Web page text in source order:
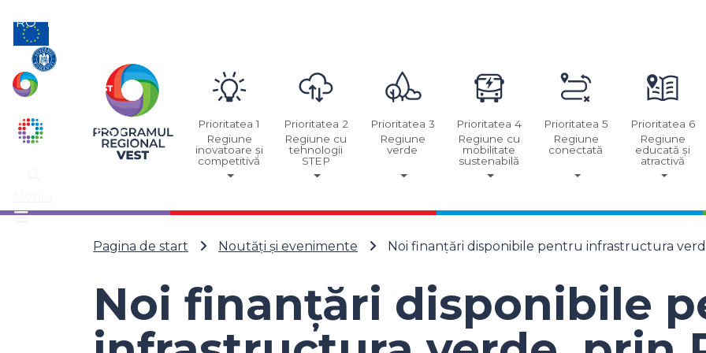
Prioritatea 1
Regiune
inovatoare și
competitivă
Prioritatea 2
Regiune cu
tehnologii
STEP
Prioritatea 3
Regiune
verde
Prioritatea 4
Regiune cu
mobilitate
sustenabilă
Prioritatea 5
Regiune
conectată
Prioritatea 6
Regiune
educată și
atractivă
Pagina de start Noutăți și evenimente Noi finanțări disponibile pentru infrastructura
Noi finanțări disponibile
RO EN